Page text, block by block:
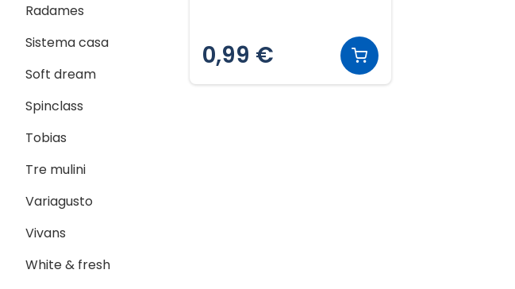
Radames
Sistema casa
Soft dream
Spinclass
Tobias
Tre mulini
Variagusto
Vivans
White & fresh
0,99 €